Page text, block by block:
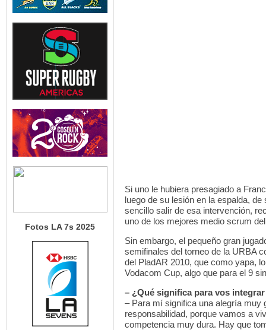
Fotos LA 7s 2025
Si uno le hubiera presagiado a
luego de su lesión en la espalda,
sencillo salir de esa intervención,
uno de los mejores medio scrum
Sin embargo, el pequeño gran
semifinales del torneo de la URBA
del PladAR 2010, que como yapa,
Vodacom Cup, algo que para el 9
– ¿Qué significa para vos
– Para mí significa una alegría muy
responsabilidad, porque vamos a
competencia muy dura. Hay que